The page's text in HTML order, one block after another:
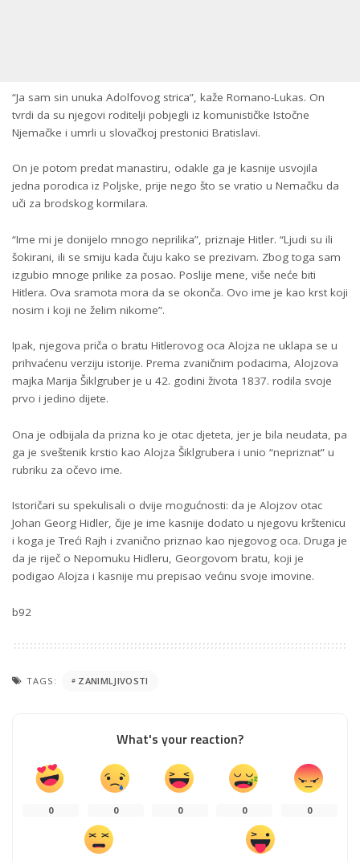
“Ja sam sin unuka Adolfovog strica”, kaže Romano-Lukas. On
tvrdi da su njegovi roditelji pobjegli iz komunističke Istočne
Njemačke i umrli u slovačkoj prestonici Bratislavi.
On je potom predat manastiru, odakle ga je kasnije usvojila
jedna porodica iz Poljske, prije nego što se vratio u Nemačku da
uči za brodskog kormilara.
“Ime mi je donijelo mnogo neprilika”, priznaje Hitler. “Ljudi su ili
šokirani, ili se smiju kada čuju kako se prezivam. Zbog toga sam
izgubio mnoge prilike za posao. Poslije mene, više neće biti
Hitlera. Ova sramota mora da se okonča. Ovo ime je kao krst koji
nosim i koji ne želim nikome”.
Ipak, njegova priča o bratu Hitlerovog oca Alojza ne uklapa se u
prihvaćenu verziju istorije. Prema zvaničnim podacima, Alojzova
majka Marija Šiklgruber je u 42. godini života 1837. rodila svoje
prvo i jedino dijete.
Ona je odbijala da prizna ko je otac djeteta, jer je bila neudata, pa
ga je sveštenik krstio kao Alojza Šiklgrubera i unio “nepriznat” u
rubriku za očevo ime.
Istoričari su spekulisali o dvije mogućnosti: da je Alojzov otac
Johan Georg Hidler, čije je ime kasnije dodato u njegovu krštenicu
i koga je Treći Rajh i zvanično priznao kao njegovog oca. Druga je
da je riječ o Nepomuku Hidleru, Georgovom bratu, koji je
podigao Alojza i kasnije mu prepisao većinu svoje imovine.
b92
TAGS: ZANIMLJIVOSTI
What's your reaction?
0 0 0 0 0